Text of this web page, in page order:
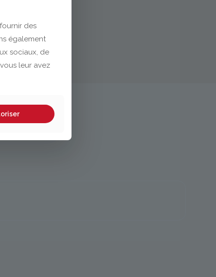
des
également
sociaux, de
leur avez